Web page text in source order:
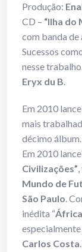
Produção:
CD – “Ilha do
com banda de
Sucessos
nesse
Eryx du B.
Em 2010
mais
décimo
Em 2010
Civilizações”
Mundo de
São Paulo.
inédita “
Carlos Costa